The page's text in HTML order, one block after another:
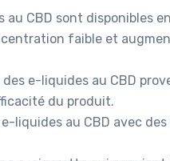
au CBD sont disponibles
faible et
des e-liquides au CBD
du produit.
liquides au CBD avec